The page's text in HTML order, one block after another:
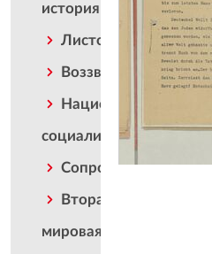
история
Листовка
Воззвание
Национал-
социализм
Сопротивление
Вторая
мировая